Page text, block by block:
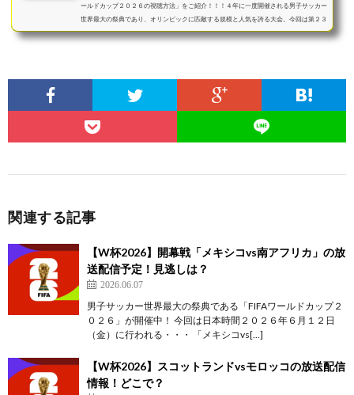
ールドカップ２０２６の視聴方法」をご紹介！！！４年に一度開催される男子サッカー
世界最大の祭典であり、オリンピックに匹敵する規模と人気を誇る大会。今回は第２３
回大会であり、...
関連する記事
【W杯2026】開幕戦「メキシコvs南アフリカ」の放
送配信予定！見逃しは？
2026.06.07
男子サッカー世界最大の祭典である「FIFAワールドカップ２
０２６」が開催中！ 今回は日本時間２０２６年６月１２日
（金）に行われる・・・ 「メキシコvs[…]
【W杯2026】スコットランドvsモロッコの放送配信
情報！どこで？